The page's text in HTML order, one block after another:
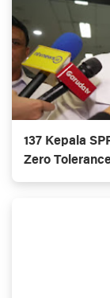
137 Kepala
Zero